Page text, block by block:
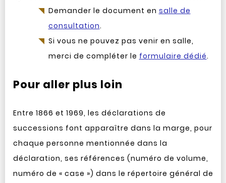
Demander le document en salle de
consultation.
Si vous ne pouvez pas venir en salle,
merci de compléter le formulaire dédié.
Pour aller plus loin
Entre 1866 et 1969, les déclarations de
successions font apparaître dans la marge, pour
chaque personne mentionnée dans la
déclaration, ses références (numéro de volume,
numéro de « case ») dans le répertoire général de